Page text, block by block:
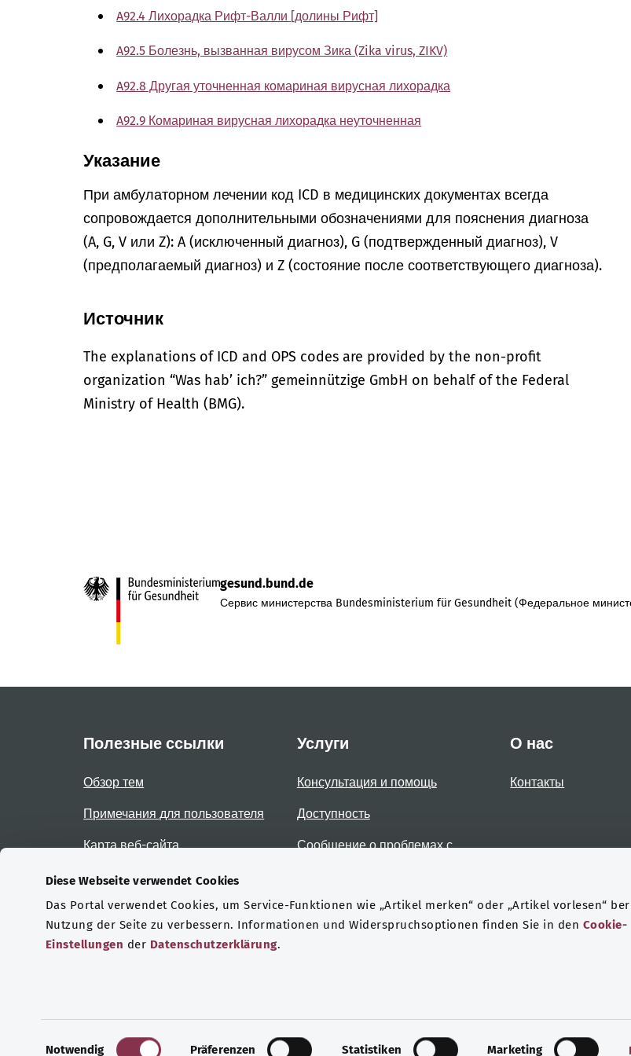
Diese Webseite verwendet Cookies
Das Portal verwendet Cookies, um Service-Funktionen wie „Artikel merken“ oder „Artikel vorlesen“
Nutzung der Seite zu verbessern. Informationen und Widerspruchsoptionen finden Sie in den Cookie-
Einstellungen der Datenschutzerklärung.
Notwendig Präferenzen Statistiken Marketing
A92.4 Лихорадка Рифт-Валли [долины Рифт]
A92.5 Болезнь, вызванная вирусом Зика (Zika virus, ZIKV)
A92.8 Другая уточненная комариная вирусная лихорадка
A92.9 Комариная вирусная лихорадка неуточненная
Указание
При амбулаторном лечении код ICD в медицинских документах всегда
сопровождается дополнительными обозначениями для пояснения диагноза
(A, G, V или Z): A (исключенный диагноз), G (подтвержденный диагноз), V
(предполагаемый диагноз) и Z (состояние после соответствующего диагноза).
Источник
The explanations of ICD and OPS codes are provided by the non-profit
organization “Was hab’ ich?” gemeinnützige GmbH on behalf of the Federal
Ministry of Health (BMG).
gesund.bund.de
Сервис министерства Bundesministerium für Gesundheit (Федеральное
Полезные ссылки
Обзор тем
Примечания для пользователя
Карта веб-сайта
Услуги
Консультация и помощь
Доступность
Сообщение о проблемах с
О нас
Контакты
Сертификаты
© 2026 Bundesministerium für Gesundheit. Защита данных Выходные данные